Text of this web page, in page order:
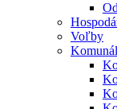
Voľby